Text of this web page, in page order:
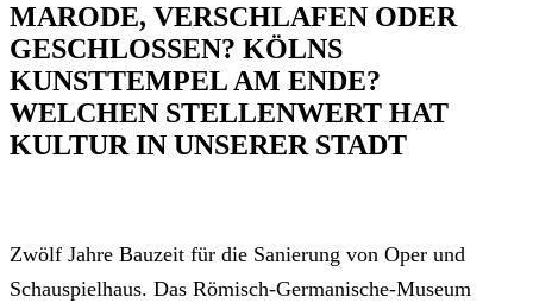
MARODE, VERSCHLAFEN ODER
GESCHLOSSEN? KÖLNS
KUNSTTEMPEL AM ENDE?
WELCHEN STELLENWERT HAT
KULTUR IN UNSERER STADT
Zwölf Jahre Bauzeit für die Sanierung von Oper und
Schauspielhaus. Das Römisch-Germanische-Museum